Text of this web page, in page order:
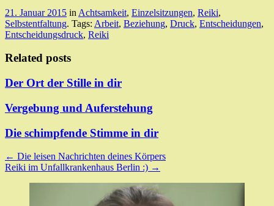
21. Januar 2015 in Achtsamkeit, Einzelsitzungen, Reiki,
Selbstentfaltung. Tags: Arbeit, Beziehung, Druck, Entscheidungen,
Entscheidungsdruck, Reiki
Related posts
Der Ort der Stille in dir
Vergebung und Auferstehung
Die schimpfende Stimme in dir
Post
navigation
← Die leisen Nachrichten deines Körpers
Reiki im Unfallkrankenhaus Berlin :) →